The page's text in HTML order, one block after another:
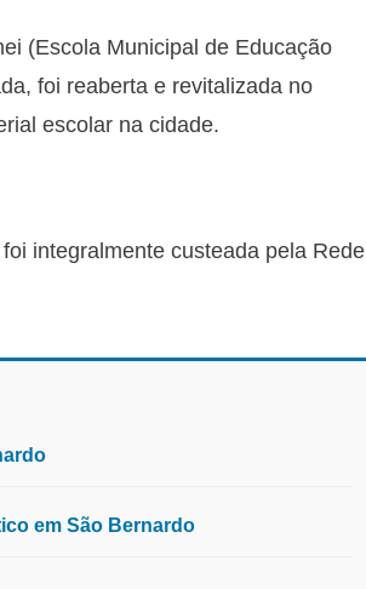
(Escola Municipal de Educação
foi reaberta e revitalizada no
escolar na cidade.
integralmente custeada pela Rede
em São Bernardo